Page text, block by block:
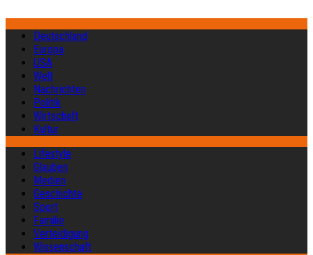
Deutschland
Europa
USA
Welt
Nachrichten
Politik
Wirtschaft
Kultur
Lifestyle
Glauben
Medien
Geschichte
Sport
Familie
Verteidigung
Wissenschaft